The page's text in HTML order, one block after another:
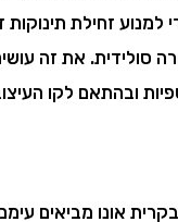
זחילת
סולידית. את זה
ובהתאם לקו
אונו מביאים